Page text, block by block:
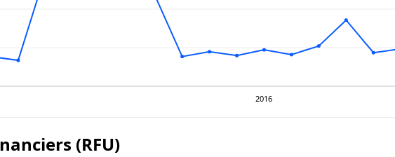
2016
(RFU)